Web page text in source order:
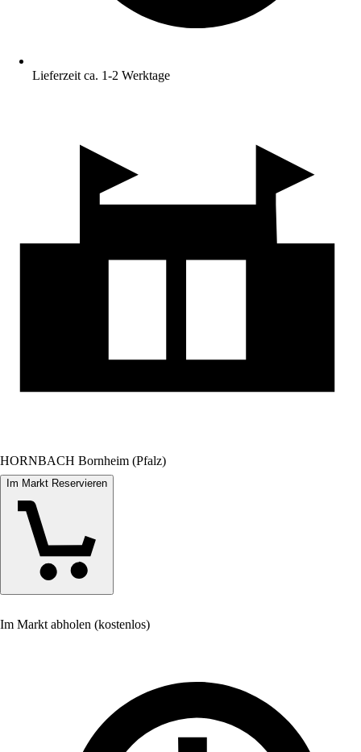
Lieferzeit ca. 1-2 Werktage
HORNBACH Bornheim (Pfalz)
Im Markt Reservieren
Im Markt abholen (kostenlos)